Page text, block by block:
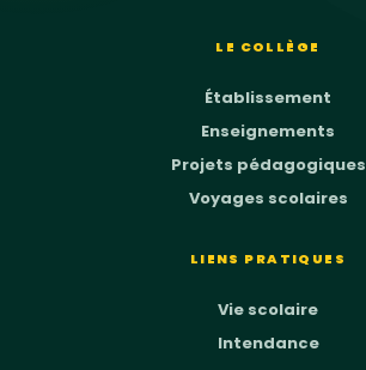
LE COLLÈGE
Établissement
Enseignements
Projets pédagogiques
Voyages scolaires
LIENS PRATIQUES
Vie scolaire
Intendance